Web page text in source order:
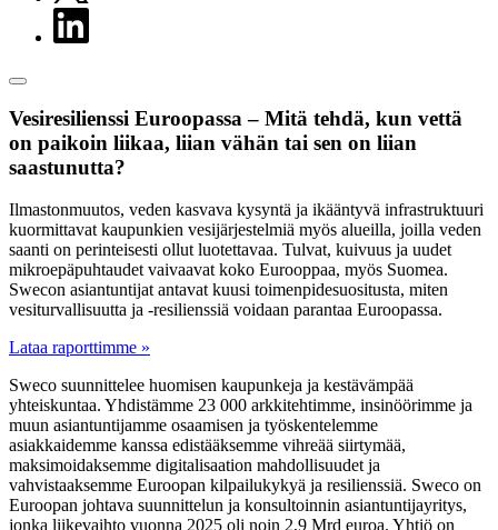
Vesiresilienssi Euroopassa – Mitä tehdä, kun vettä
on paikoin liikaa, liian vähän tai sen on liian
saastunutta?
Ilmastonmuutos, veden kasvava kysyntä ja ikääntyvä infrastruktuuri
kuormittavat kaupunkien vesijärjestelmiä myös alueilla, joilla veden
saanti on perinteisesti ollut luotettavaa. Tulvat, kuivuus ja uudet
mikroepäpuhtaudet vaivaavat koko Eurooppaa, myös Suomea.
Swecon asiantuntijat antavat kuusi toimenpidesuositusta, miten
vesiturvallisuutta ja -resilienssiä voidaan parantaa Euroopassa.
Lataa raporttimme »
Sweco suunnittelee huomisen kaupunkeja ja kestävämpää
yhteiskuntaa. Yhdistämme 23 000 arkkitehtimme, insinöörimme ja
muun asiantuntijamme osaamisen ja työskentelemme
asiakkaidemme kanssa edistääksemme vihreää siirtymää,
maksimoidaksemme digitalisaation mahdollisuudet ja
vahvistaaksemme Euroopan kilpailukykyä ja resilienssiä. Sweco on
Euroopan johtava suunnittelun ja konsultoinnin asiantuntijayritys,
jonka liikevaihto vuonna 2025 oli noin 2,9 Mrd euroa. Yhtiö on